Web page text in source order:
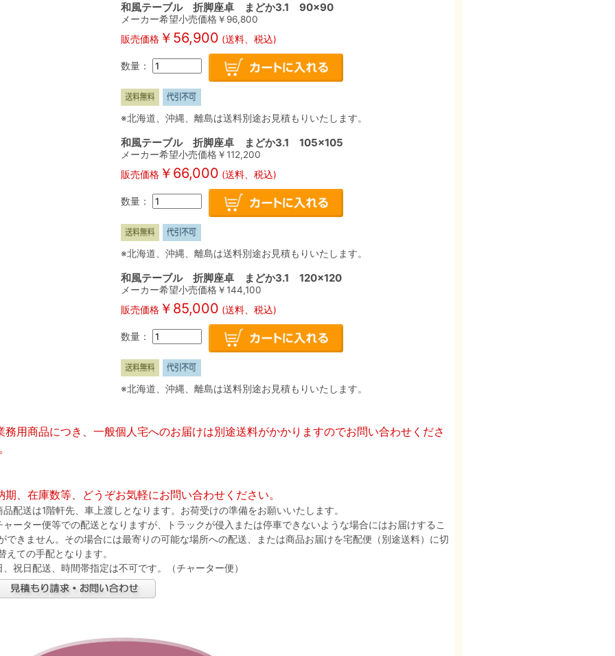
和風テーブル 折脚座卓 まどか3.1 90×90
メーカー希望小売価格￥ 96,800
販売価格￥ 56,900 (送料、税込)
数量：
※北海道、沖縄、離島は送料別途お見積もりいたします。
和風テーブル 折脚座卓 まどか3.1 105×105
メーカー希望小売価格￥112,200
販売価格￥ 66,000 (送料、税込)
数量：
※北海道、沖縄、離島は送料別途お見積もりいたします。
和風テーブル 折脚座卓 まどか3.1 120×120
メーカー希望小売価格￥144,100
販売価格￥ 85,000 (送料、税込)
数量：
※北海道、沖縄、離島は送料別途お見積もりいたします。
務用商品につき、一般個人宅へのお届けは別途送料がかかりますのでお問い合わせくださ
期、在庫数等、どうぞお気軽にお問い合わせください。
品配送は1階軒先、車上渡しとなります。お荷受けの準備をお願いいたします。
ャーター便等での配送となりますが、トラックが侵入または停車できないような場合にはお届けするこ
できません。その場合には最寄りの可能な場所への配送、または商品お届けを宅配便（別途送料）に切
えての手配となります。
、祝日配送、時間帯指定は不可です。（チャーター便）